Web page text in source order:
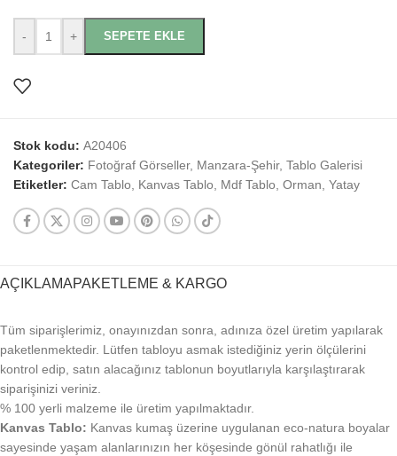
- + SEPETE EKLE
Stok kodu: A20406
Kategoriler: Fotoğraf Görseller, Manzara-Şehir, Tablo Galerisi
Etiketler: Cam Tablo, Kanvas Tablo, Mdf Tablo, Orman, Yatay
AÇIKLAMAPAKETLEME & KARGO
Tüm siparişlerimiz, onayınızdan sonra, adınıza özel üretim yapılarak
paketlenmektedir. Lütfen tabloyu asmak istediğiniz yerin ölçülerini
kontrol edip, satın alacağınız tablonun boyutlarıyla karşılaştırarak
siparişinizi veriniz.
% 100 yerli malzeme ile üretim yapılmaktadır.
Kanvas Tablo: Kanvas kumaş üzerine uygulanan eco-natura boyalar
sayesinde yaşam alanlarınızın her köşesinde gönül rahatlığı ile